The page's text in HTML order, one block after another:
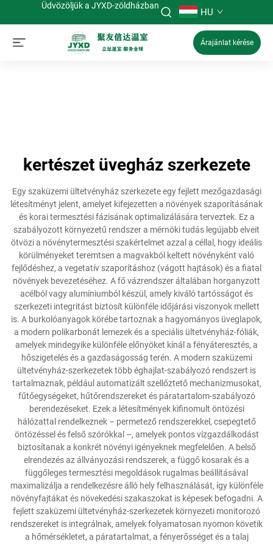
Üdvözöljük a JYXD-zöldházban
HU
Árajánlat kérése
kertészet üvegház szerkezete
Egy szaküzemi ültetvényház szerkezete egy fejlett mezőgazdasági
létesítményt jelent, amelyet kifejezetten a növények szaporításának
és korai termesztési fázisának optimalizálására terveztek. Ez a
szabályozott környezetű rendszer a mérnöki tudás legújabb elveit
ötvözi a növénytermesztési szakértelmet azzal a céllal, hogy ideális
körülményeket teremtsen a magvakból keltett növényként való
fejlődéshez, a vegetatív szaporításhoz (vágott hajtások) és a fiatal
növények bevezetéséhez. A fő vázrendszer általában horganyzott
acélból vagy alumíniumból készül, amely kiváló tartósságot és
szerkezeti integritást biztosít különféle időjárási viszonyok mellett
is. A burkolóanyagok körébe tartoznak a hagyományos üveglapok,
a modern polikarbonát lemezek és a speciális ültetvényház-fóliák,
amelyek mindegyike különféle előnyöket kínál a fényáteresztés, a
hőszigetelés és a gazdaságosság terén. A modern szaküzemi
ültetvényház-szerkezetek több éghajlat-szabályozó rendszert is
tartalmaznak, például automatizált szellőztető mechanizmusokat,
fűtőegységeket, hűtőrendszereket és páratartalom-szabályozó
berendezéseket. Ezek a létesítmények kifinomult öntözési
hálózattal rendelkeznek – permetező rendszerekkel, csepegtető
öntözéssel és felső szórókkal –, amelyek pontos vízgazdálkodást
biztosítanak a konkrét növényi igényeknek megfelelően. A belső
elrendezés az állványozási rendszerek, a függő kosarak és a
függőleges termesztési megoldások rugalmas beállításával
maximalizálja a rendelkezésre álló hely felhasználását, így különféle
növényfajtákat és növekedési szakaszokat is képesek befogadni. A
fejlett szaküzemi ültetvényház-szerkezetek környezeti monitorozó
rendszereket is integrálnak, amelyek folyamatosan nyomon követik
a hőmérsékletet, a páratartalmat, a fényerősséget és a talaj